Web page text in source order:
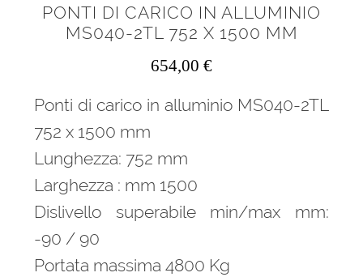
PONTI DI CARICO IN ALLUMINIO
MS040-2TL 752 X 1500 MM
654,00 €
Ponti di carico in alluminio MS040-2TL
752 x 1500 mm
Lunghezza: 752 mm
Larghezza : mm 1500
Dislivello superabile min/max mm:
-90 / 90
Portata massima 4800 Kg